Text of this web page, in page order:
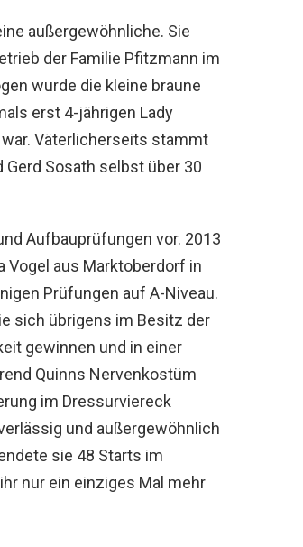
außergewöhnliche. Sie
der Familie Pfitzmann im
wurde die kleine braune
erst 4-jährigen Lady
Väterlicherseits stammt
Sosath selbst über 30
Aufbauprüfungen vor. 2013
Vogel aus Marktoberdorf in
Prüfungen auf A-Niveau.
sich übrigens im Besitz der
gewinnen und in einer
Quinns Nervenkostüm
im Dressurviereck
und außergewöhnlich
sie 48 Starts im
nur ein einziges Mal mehr